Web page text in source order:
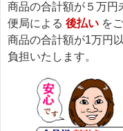
商品の合計額が５万円
便局による 後払い を
商品の合計額が1万円
負担いたします。